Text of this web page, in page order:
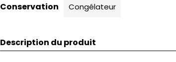
Conservation Congélateur
Description du produit